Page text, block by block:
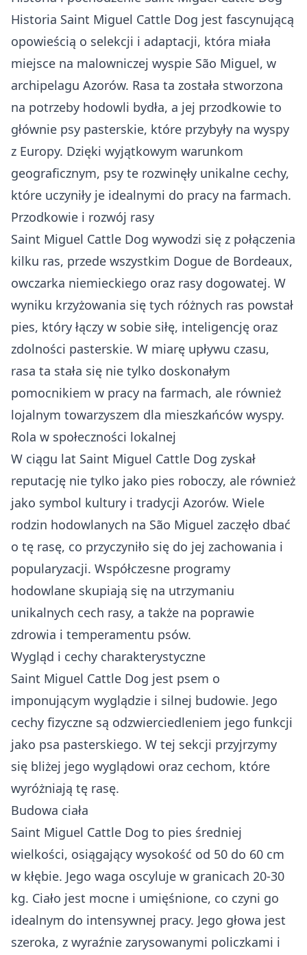
Historia Saint Miguel Cattle Dog jest fascynującą
opowieścią o selekcji i adaptacji, która miała
miejsce na malowniczej wyspie São Miguel, w
archipelagu Azorów. Rasa ta została stworzona
na potrzeby hodowli bydła, a jej przodkowie to
głównie psy pasterskie, które przybyły na wyspy
z Europy. Dzięki wyjątkowym warunkom
geograficznym, psy te rozwinęły unikalne cechy,
które uczyniły je idealnymi do pracy na farmach.
Przodkowie i rozwój rasy
Saint Miguel Cattle Dog wywodzi się z połączenia
kilku ras, przede wszystkim Dogue de Bordeaux,
owczarka niemieckiego oraz rasy dogowatej. W
wyniku krzyżowania się tych różnych ras powstał
pies, który łączy w sobie siłę, inteligencję oraz
zdolności pasterskie. W miarę upływu czasu,
rasa ta stała się nie tylko doskonałym
pomocnikiem w pracy na farmach, ale również
lojalnym towarzyszem dla mieszkańców wyspy.
Rola w społeczności lokalnej
W ciągu lat Saint Miguel Cattle Dog zyskał
reputację nie tylko jako pies roboczy, ale również
jako symbol kultury i tradycji Azorów. Wiele
rodzin hodowlanych na São Miguel zaczęło dbać
o tę rasę, co przyczyniło się do jej zachowania i
popularyzacji. Współczesne programy
hodowlane skupiają się na utrzymaniu
unikalnych cech rasy, a także na poprawie
zdrowia i temperamentu psów.
Wygląd i cechy charakterystyczne
Saint Miguel Cattle Dog jest psem o
imponującym wyglądzie i silnej budowie. Jego
cechy fizyczne są odzwierciedleniem jego funkcji
jako psa pasterskiego. W tej sekcji przyjrzymy
się bliżej jego wyglądowi oraz cechom, które
wyróżniają tę rasę.
Budowa ciała
Saint Miguel Cattle Dog to pies średniej
wielkości, osiągający wysokość od 50 do 60 cm
w kłębie. Jego waga oscyluje w granicach 20-30
kg. Ciało jest mocne i umięśnione, co czyni go
idealnym do intensywnej pracy. Jego głowa jest
szeroka, z wyraźnie zarysowanymi policzkami i